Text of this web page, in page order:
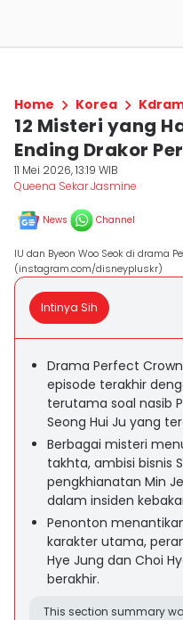
Home Korea
12 Misteri yang
Ending Drakor
11 Mei 2026, 13:19 WIB
Queena Sekar Jasmine
News Channel
IU dan Byeon Woo Seok di drama
(instagram.com/disneypluskr)
Intinya Sih
Drama Perfect
episode terakhir
terutama soal nasib
Seong Hui Ju yang
Berbagai misteri
takhta, ambisi bisnis
pengkhianatan Min
dalam insiden
Penonton
karakter utama,
Hye Jung dan Choi
berakhir.
This section summary